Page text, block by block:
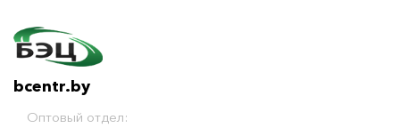
bcentr.by
Оптовый отдел: